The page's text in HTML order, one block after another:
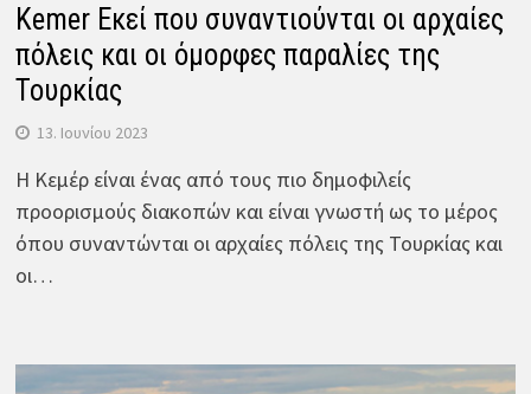
Kemer Εκεί που συναντιούνται οι αρχαίες
πόλεις και οι όμορφες παραλίες της
Τουρκίας
13. Ιουνίου 2023
Η Κεμέρ είναι ένας από τους πιο δημοφιλείς
προορισμούς διακοπών και είναι γνωστή ως το μέρος
όπου συναντώνται οι αρχαίες πόλεις της Τουρκίας και
οι…